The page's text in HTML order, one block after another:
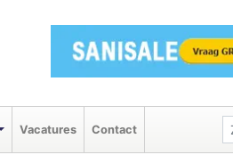
Vacatures Contact